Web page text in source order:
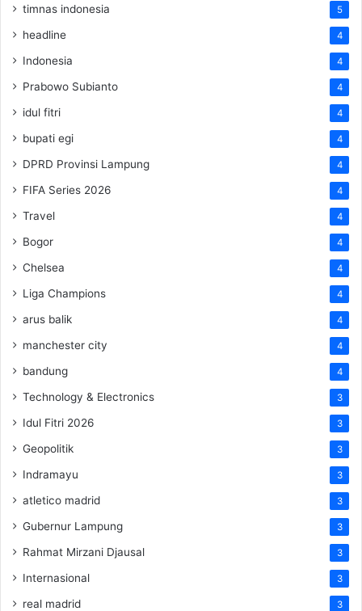
timnas indonesia 5
headline 4
Indonesia 4
Prabowo Subianto 4
idul fitri 4
bupati egi 4
DPRD Provinsi Lampung 4
FIFA Series 2026 4
Travel 4
Bogor 4
Chelsea 4
Liga Champions 4
arus balik 4
manchester city 4
bandung 4
Technology & Electronics 3
Idul Fitri 2026 3
Geopolitik 3
Indramayu 3
atletico madrid 3
Gubernur Lampung 3
Rahmat Mirzani Djausal 3
Internasional 3
real madrid 3